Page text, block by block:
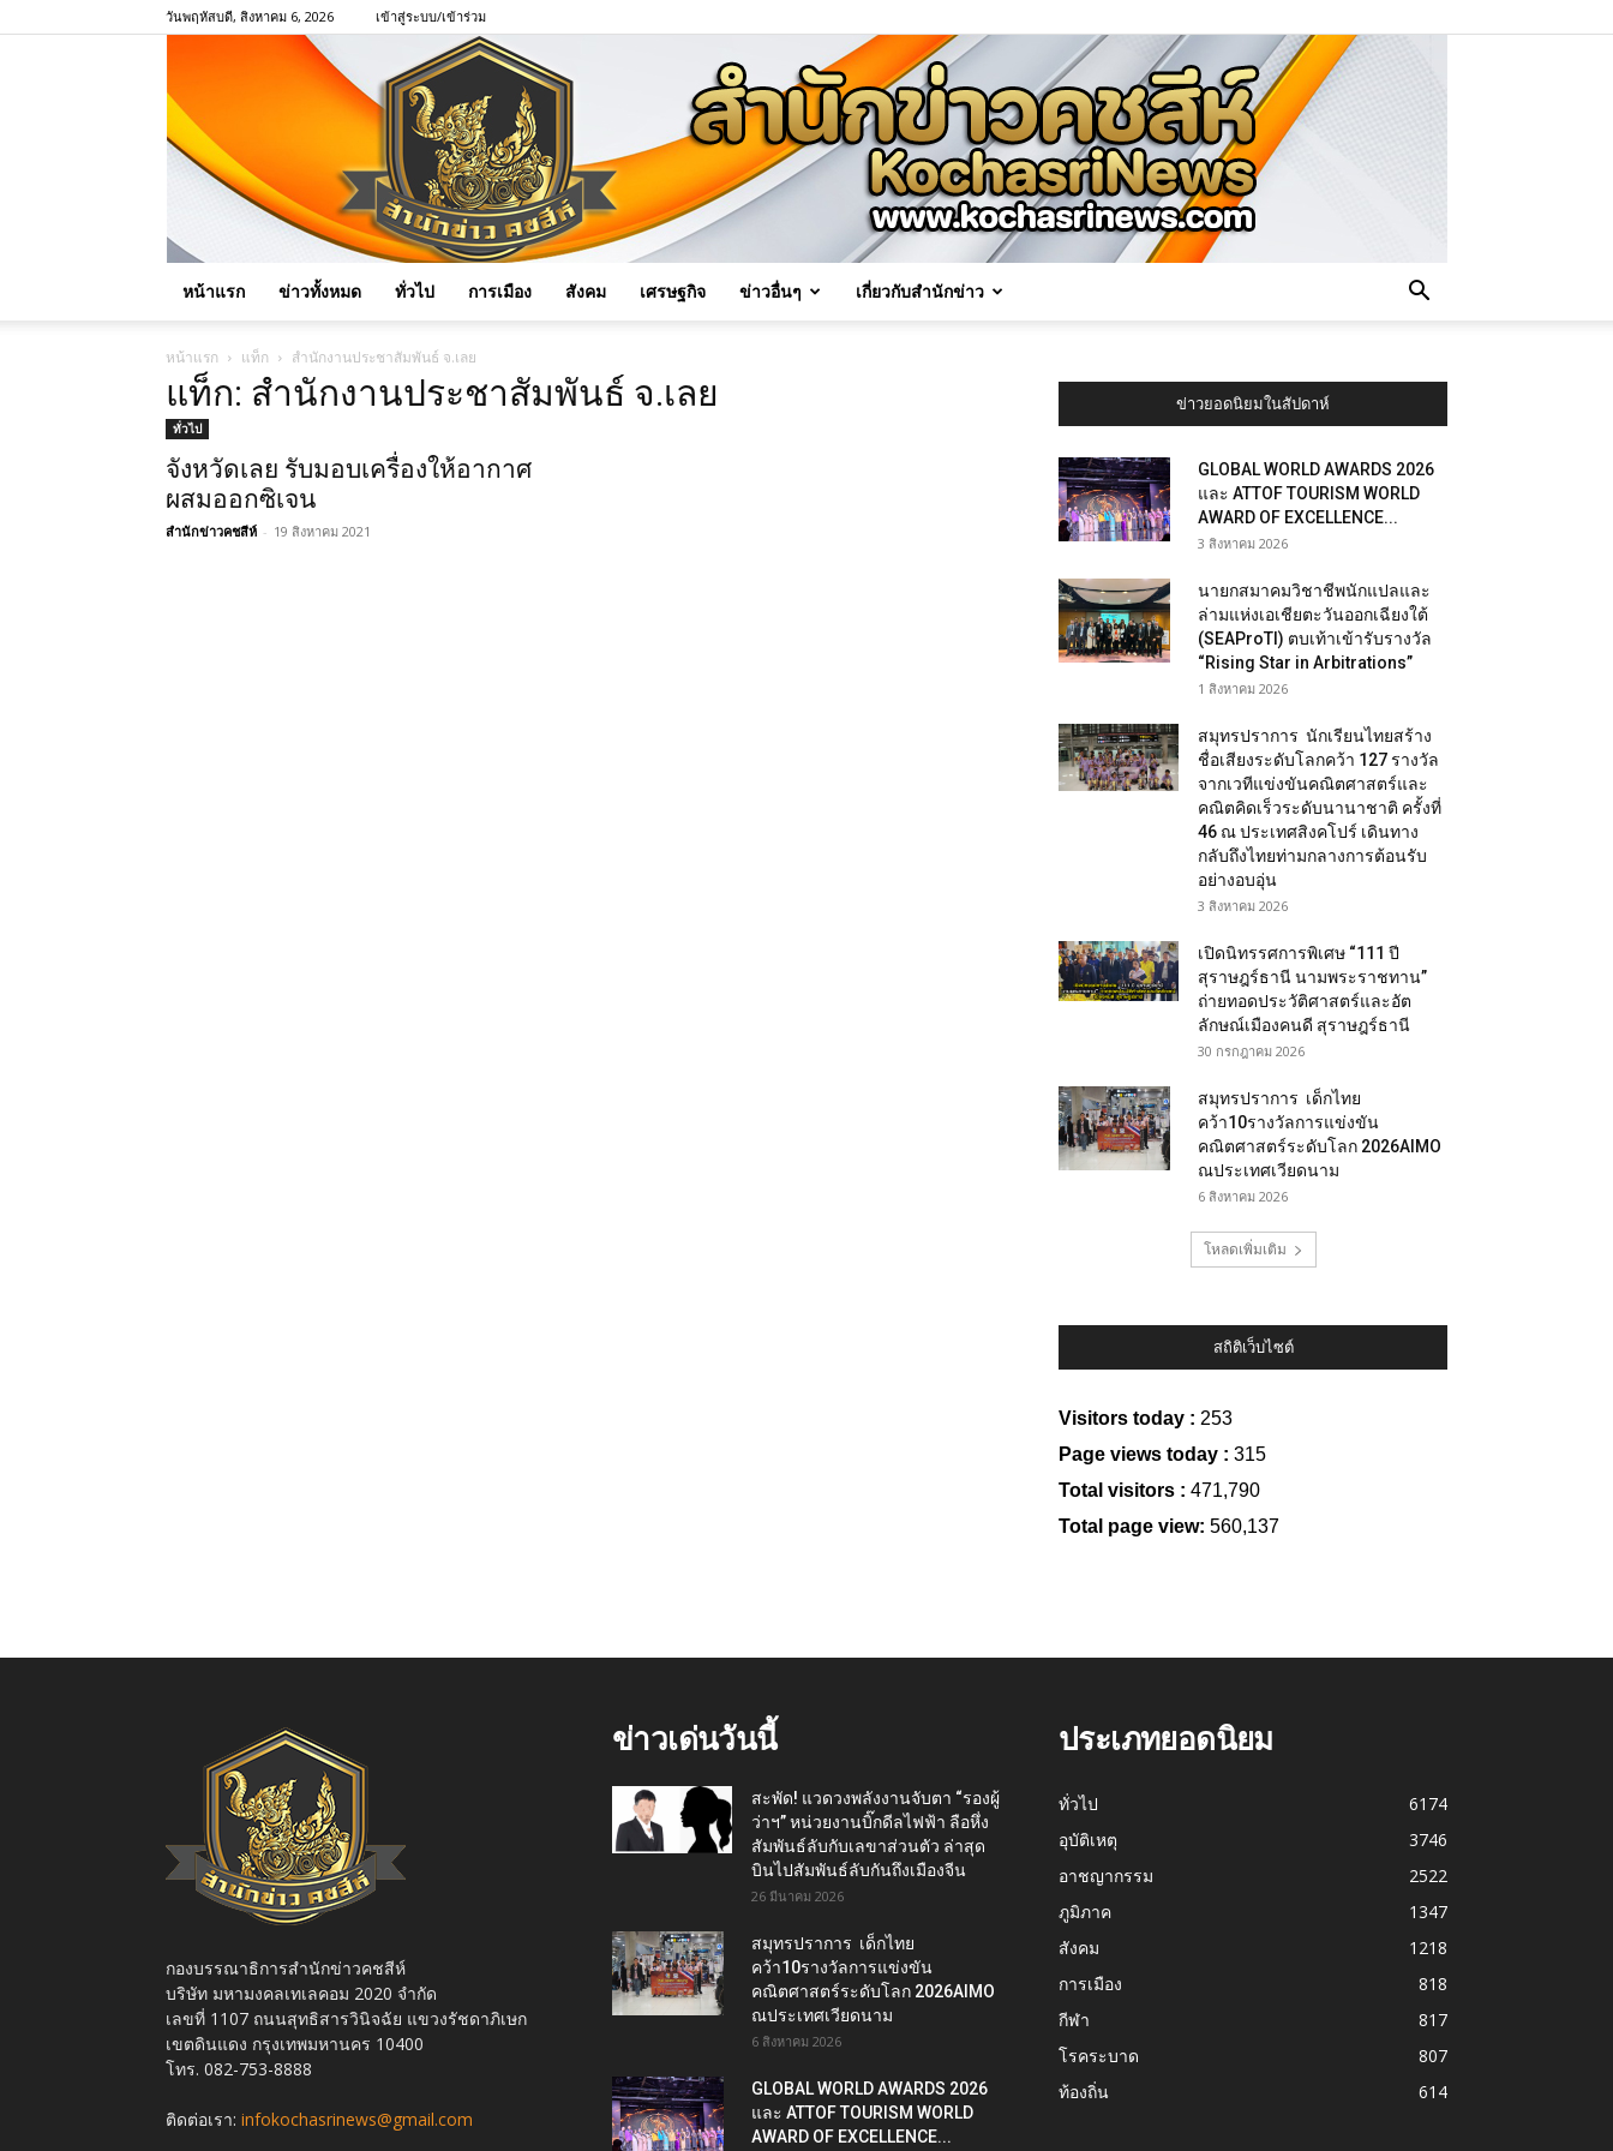
วันพฤหัสบดี, สิงหาคม 6, 2026 เข้าสู่ระบบ/เข้าร่วม
หน้าแรก ข่าวทั้งหมด ทั่วไป การเมือง สังคม เศรษฐกิจ ข่าวอื่นๆ เกี่ยวกับสำนักข่าว
หน้าแรก แท็ก สำนักงานประชาสัมพันธ์ จ.เลย
แท็ก: สำนักงานประชาสัมพันธ์ จ.เลย
ทั่วไป
จังหวัดเลย รับมอบเครื่องให้อากาศ
ผสมออกซิเจน
สำนักข่าวคชสีห์ - 19 สิงหาคม 2021
ข่าวยอดนิยมในสัปดาห์
GLOBAL WORLD AWARDS 2026
และ ATTOF TOURISM WORLD
AWARD OF EXCELLENCE...
3 สิงหาคม 2026
นายกสมาคมวิชาชีพนักแปลและ
ล่ามแห่งเอเชียตะวันออกเฉียงใต้
(SEAProTI) ตบเท้าเข้ารับรางวัล
“Rising Star in Arbitrations”
1 สิงหาคม 2026
สมุทรปราการ นักเรียนไทยสร้าง
ชื่อเสียงระดับโลกคว้า 127 รางวัล
จากเวทีแข่งขันคณิตศาสตร์และ
คณิตคิดเร็วระดับนานาชาติ ครั้งที่
46 ณ ประเทศสิงคโปร์ เดินทาง
กลับถึงไทยท่ามกลางการต้อนรับ
อย่างอบอุ่น
3 สิงหาคม 2026
เปิดนิทรรศการพิเศษ “111 ปี
สุราษฎร์ธานี นามพระราชทาน”
ถ่ายทอดประวัติศาสตร์และอัต
ลักษณ์เมืองคนดี สุราษฎร์ธานี
30 กรกฎาคม 2026
สมุทรปราการ เด็กไทย
คว้า10รางวัลการแข่งขัน
คณิตศาสตร์ระดับโลก 2026AIMO
ณประเทศเวียดนาม
6 สิงหาคม 2026
โหลดเพิ่มเติม
สถิติเว็บไซต์
Visitors today : 253
Page views today : 315
Total visitors : 471,790
Total page view: 560,137
กองบรรณาธิการสำนักข่าวคชสีห์
บริษัท มหามงคลเทเลคอม 2020 จำกัด
เลขที่ 1107 ถนนสุทธิสารวินิจฉัย แขวงรัชดาภิเษก
เขตดินแดง กรุงเทพมหานคร 10400
โทร. 082-753-8888
ติดต่อเรา: infokochasrinews@gmail.com
ข่าวเด่นวันนี้
สะพัด! แวดวงพลังงานจับตา “รองผู้
ว่าฯ” หน่วยงานบิ๊กดีลไฟฟ้า ลือหึ่ง
สัมพันธ์ลับกับเลขาส่วนตัว ล่าสุด
บินไปสัมพันธ์ลับกันถึงเมืองจีน
26 มีนาคม 2026
สมุทรปราการ เด็กไทย
คว้า10รางวัลการแข่งขัน
คณิตศาสตร์ระดับโลก 2026AIMO
ณประเทศเวียดนาม
6 สิงหาคม 2026
GLOBAL WORLD AWARDS 2026
และ ATTOF TOURISM WORLD
AWARD OF EXCELLENCE...
ประเภทยอดนิยม
ทั่วไป
6174
อุบัติเหตุ
3746
อาชญากรรม
2522
ภูมิภาค
1347
สังคม
1218
การเมือง
818
กีฬา
817
โรคระบาด
807
ท้องถิ่น
614